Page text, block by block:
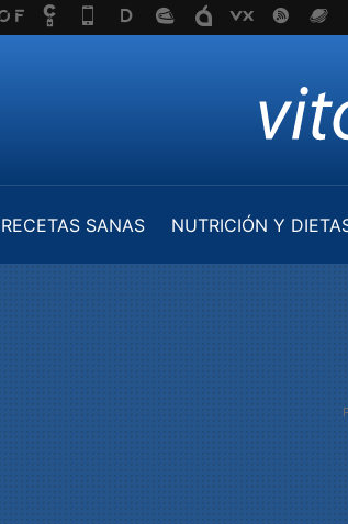
RECETAS SANAS NUTRICIÓN Y